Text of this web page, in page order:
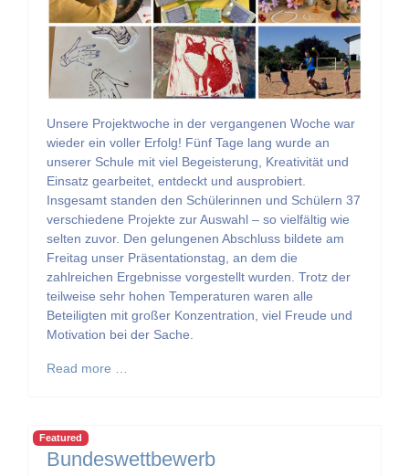
Unsere Projektwoche in der vergangenen Woche war
wieder ein voller Erfolg! Fünf Tage lang wurde an
unserer Schule mit viel Begeisterung, Kreativität und
Einsatz gearbeitet, entdeckt und ausprobiert.
Insgesamt standen den Schülerinnen und Schülern 37
verschiedene Projekte zur Auswahl – so vielfältig wie
selten zuvor. Den gelungenen Abschluss bildete am
Freitag unser Präsentationstag, an dem die
zahlreichen Ergebnisse vorgestellt wurden. Trotz der
teilweise sehr hohen Temperaturen waren alle
Beteiligten mit großer Konzentration, viel Freude und
Motivation bei der Sache.
Read more …
Featured
Bundeswettbewerb